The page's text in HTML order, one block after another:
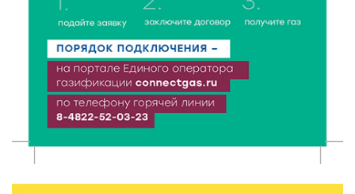
Рынок труда 2026: где в Тверской области самые
высокие зарплаты и как изменились доходы
6 Авг 2026 12:43 775
Водителям автобусов в Тверской области
компенсируют ипотеку
Развитие надпрофессиональных компетенций: